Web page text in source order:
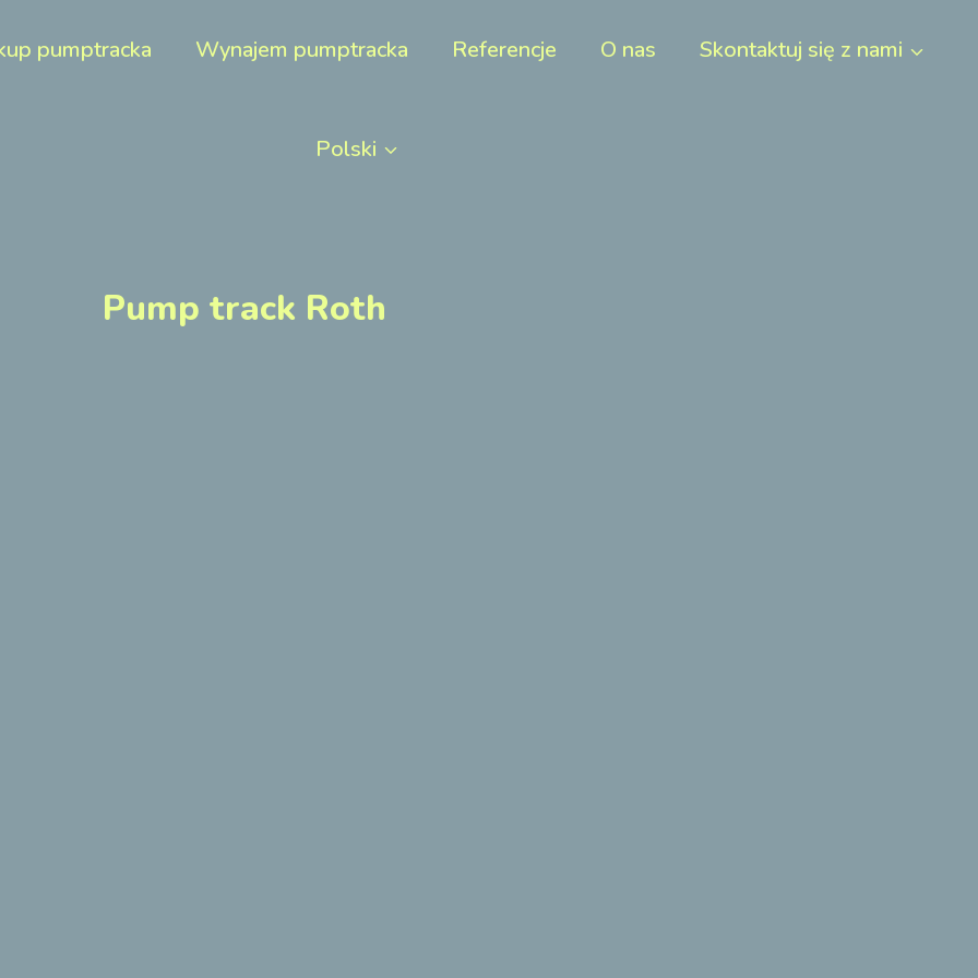
pumptracka Wynajem pumptracka Referencje O nas Skontaktuj się z nami
Polski
Pump track Roth